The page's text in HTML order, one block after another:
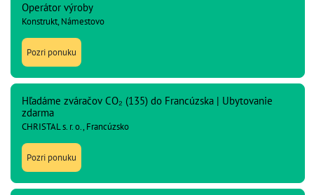
Operátor výroby
Konstrukt, Námestovo
Pozri ponuku
Hľadáme zváračov CO₂ (135) do Francúzska | Ubytovanie
zdarma
CHRISTAL s. r. o., Francúzsko
Pozri ponuku